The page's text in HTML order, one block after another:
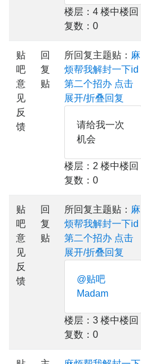
楼层：4 楼中楼回
复数：0
贴
吧
意
见
反
馈
回
复
贴
所回复主题贴： 麻
烦帮我解封一下id
第二个招办 点击
展开/折叠回复
请给我一次
机会
楼层：2 楼中楼回
复数：0
贴
吧
意
见
反
馈
回
复
贴
所回复主题贴： 麻
烦帮我解封一下id
第二个招办 点击
展开/折叠回复
@贴吧
Madam
楼层：3 楼中楼回
复数：0